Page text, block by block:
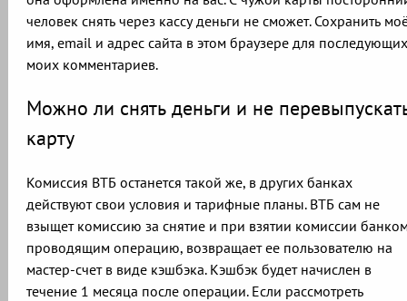
человек снять через кассу деньги не сможет. Сохранить
имя, email и адрес сайта в этом браузере для последующих
моих комментариев.
Можно ли снять деньги и не
карту
Комиссия ВТБ останется такой же, в других банках
действуют свои условия и тарифные планы. ВТБ сам не
взыщет комиссию за снятие и при взятии комиссии
проводящим операцию, возвращает ее пользователю на
мастер-счет в виде кэшбэка. Кэшбэк будет начислен в
течение 1 месяца после операции. Если рассмотреть